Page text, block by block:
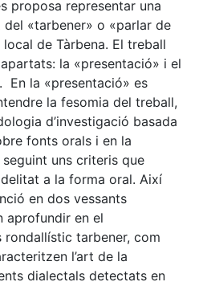
proposa representar una
«tarbener» o «parlar de
de Tàrbena. El treball
la «presentació» i el
En la «presentació» es
la fesomia del treball,
d’investigació basada
fonts orals i en la
uns criteris que
a la forma oral. Així
en dos vessants
aprofundir en el
tarbener, com
l’art de la
dialectals detectats en